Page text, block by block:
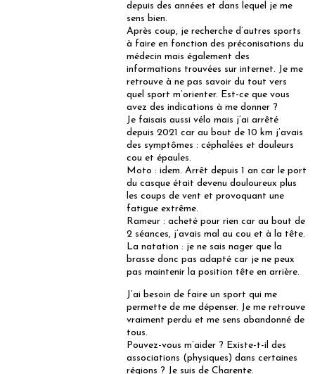
depuis des années et dans lequel je me
sens bien.
Après coup, je recherche d’autres sports
à faire en fonction des préconisations du
médecin mais également des
informations trouvées sur internet. Je me
retrouve à ne pas savoir du tout vers
quel sport m’orienter. Est-ce que vous
avez des indications à me donner ?
Je faisais aussi vélo mais j’ai arrêté
depuis 2021 car au bout de 10 km j’avais
des symptômes : céphalées et douleurs
cou et épaules.
Moto : idem. Arrêt depuis 1 an car le port
du casque était devenu douloureux plus
les coups de vent et provoquant une
fatigue extrême.
Rameur : acheté pour rien car au bout de
2 séances, j’avais mal au cou et à la tête.
La natation : je ne sais nager que la
brasse donc pas adapté car je ne peux
pas maintenir la position tête en arrière.
J’ai besoin de faire un sport qui me
permette de me dépenser. Je me retrouve
vraiment perdu et me sens abandonné de
tous.
Pouvez-vous m’aider ? Existe-t-il des
associations (physiques) dans certaines
régions ? Je suis de Charente.